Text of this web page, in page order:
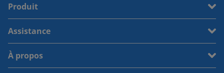
Produit
Assistance
À propos